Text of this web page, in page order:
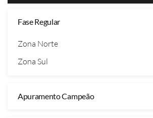
Fase Regular
Zona Norte
Zona Sul
Apuramento Campeão